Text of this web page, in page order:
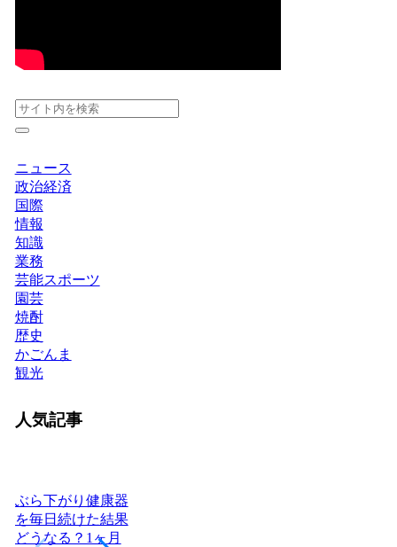
ニュース
政治経済
国際
情報
知識
業務
芸能スポーツ
園芸
焼酎
歴史
かごんま
観光
人気記事
ぶら下がり健康器
を毎日続けた結果
どうなる？1ヶ月